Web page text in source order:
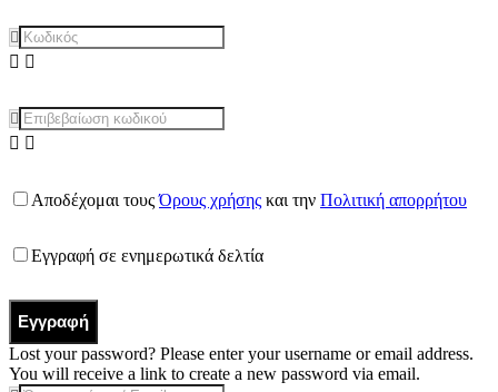
Αποδέχομαι τουςΌρους χρήσης και την Πολιτική απορρήτου
Εγγραφή σε ενημερωτικά δελτία
Εγγραφή
Lost your password? Please enter your username or email address.
You will receive a link to create a new password via email.